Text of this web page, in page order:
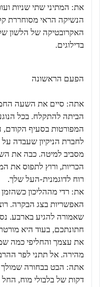
את: המתיני שתי שניות
הנשיקה הראי מסוחררת
האקרובטיקה של הלשון
בדילוגים.
הפעם הראשונה
אתה: סיים את השעה
הביתה להתקלח. בכל
המפורטות בסעיף
לחברת הניקיון שעבדה על
מסביב למיטה. כבה את
הכריות, ורוץ לתפוס את
רוח לדוגמנית-העל שלך.
את: רדי מההליכון
האפשריות בצג הבקרה.
שאמורה להגיע בארבע.
חתונתכם, בעוד היא
את עצמך והחליפי כמה
מהירה. אל תתני לפר
אתה: הבט בבחורה שמולך
דקות של בלבולי מוח,